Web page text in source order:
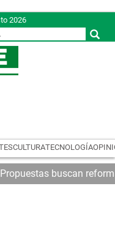
2026
CULTURATECNOLOGÍA
Propuestas buscan